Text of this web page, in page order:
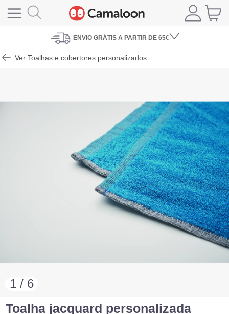
ENVIO GRÁTIS A PARTIR DE 65€
Ver Toalhas e cobertores personalizados
1 / 6
Toalha jacquard personalizada